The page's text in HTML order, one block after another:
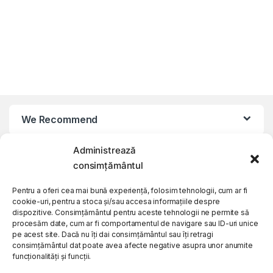
Administrează
consimțământul
Pentru a oferi cea mai bună experiență, folosim tehnologii, cum ar fi
cookie-uri, pentru a stoca și/sau accesa informațiile despre
dispozitive. Consimțământul pentru aceste tehnologii ne permite să
procesăm date, cum ar fi comportamentul de navigare sau ID-uri unice
pe acest site. Dacă nu îți dai consimțământul sau îți retragi
consimțământul dat poate avea afecte negative asupra unor anumite
funcționalități și funcții.
We Recommend
My Account
Customer Care
About Us